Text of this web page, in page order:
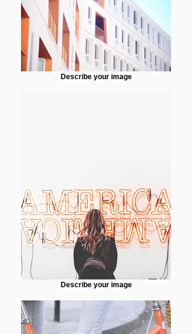
Describe your image
Describe your image